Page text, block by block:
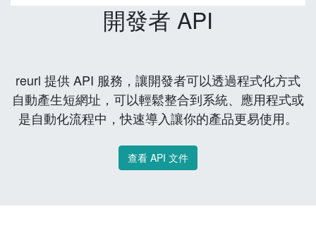
開發者 API
reurl 提供 API 服務，讓開發者可以透過程式化方式
自動產生短網址，可以輕鬆整合到系統、應用程式或
是自動化流程中，快速導入讓你的產品更易使用。
查看 API 文件